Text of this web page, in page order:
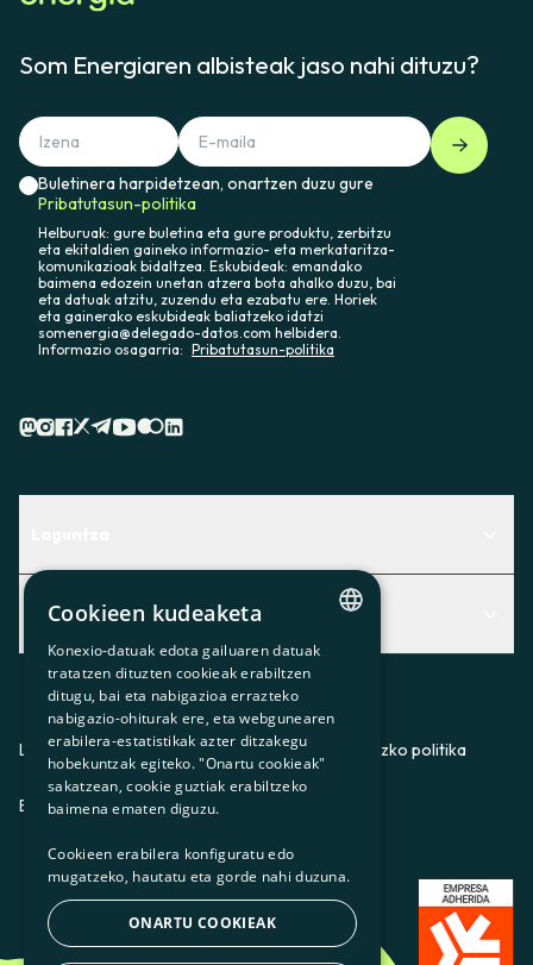
Som Energiaren albisteak jaso nahi dituzu?
Buletinera harpidetzean, onartzen duzu gure
Pribatutasun-politika
Helburuak: gure buletina eta gure produktu, zerbitzu
eta ekitaldien gaineko informazio- eta merkataritza-
komunikazioak bidaltzea. Eskubideak: emandako
baimena edozein unetan atzera bota ahalko duzu, bai
eta datuak atzitu, zuzendu eta ezabatu ere. Horiek
eta gainerako eskubideak baliatzeko idatzi
somenergia@delegado-datos.com helbidera.
Informazio osagarria: Pribatutasun-politika
Centro de Ayuda
Aurkitu zerbitzurik egokiena zuretzat
Contacto
Albisteak
Albisteak
Bazkideen txokoa
Prentsa
Gurekin lan egin
Lege-oharraPribatutasun-politikaCookieei buruzko politika
ES CAGLEU
CATALAN
SPANISH
GL
BASQUE
Cookieen kudeaketa
Konexio-datuak edota gailuaren datuak
tratatzen dituzten cookieak erabiltzen
ditugu, bai eta nabigazioa errazteko
nabigazio-ohiturak ere, eta webgunearen
erabilera-estatistikak azter ditzakegu
hobekuntzak egiteko. "Onartu cookieak"
sakatzean, cookie guztiak erabiltzeko
baimena ematen diguzu.
Cookieen erabilera konfiguratu edo
mugatzeko, hautatu eta gorde nahi duzuna.
ONARTU COOKIEAK